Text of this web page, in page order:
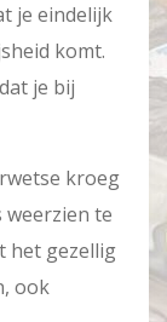
je eindelijk
komt.
je bij
kroeg
te
het gezellig
ook